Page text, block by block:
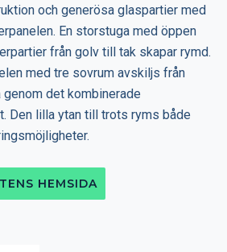
och generösa glaspartier med
En storstuga med öppen
från golv till tak skapar rymd.
med tre sovrum avskiljs från
det kombinerade
Den lilla ytan till trots ryms både
HEMSIDA